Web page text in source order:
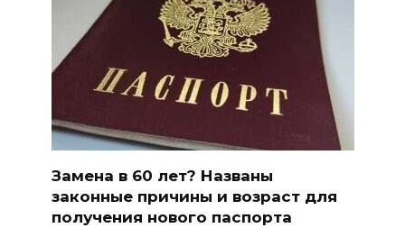
Замена в 60 лет? Названы
законные причины и возраст для
получения нового паспорта